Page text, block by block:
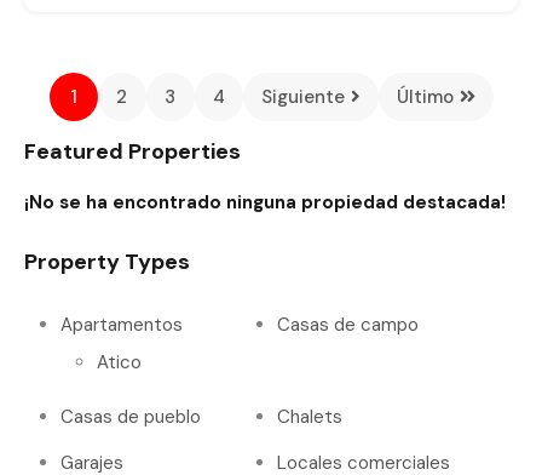
1 2 3 4 Siguiente Último
Featured Properties
¡No se ha encontrado ninguna propiedad destacada!
Property Types
Apartamentos
Atico
Casas de campo
Casas de pueblo
Chalets
Garajes
Locales comerciales